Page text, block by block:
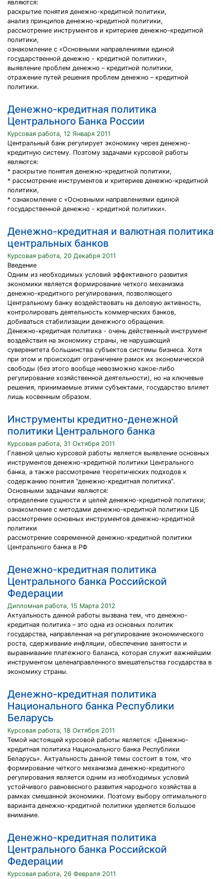
являются:
раскрытие понятия денежно-кредитной политики,
анализ принципов денежно-кредитной политики,
рассмотрение инструментов и критериев денежно-кредитной
политики,
ознакомление с «Основными направлениями единой
государственной денежно - кредитной политики»,
выявление проблем денежно – кредитной политики,
отражение путей решения проблем денежно – кредитной
политики.
Денежно-кредитная политика
Центрального Банка России
Курсовая работа, 12 Января 2011
Центральный банк регулирует экономику через денежно-
кредитную систему. Поэтому задачами курсовой работы
являются:
* раскрытие понятия денежно-кредитной политики,
* рассмотрение инструментов и критериев денежно-кредитной
политики,
* ознакомление с «Основными направлениями единой
государственной денежно - кредитной политики».
Денежно-кредитная и валютная политика
центральных банков
Курсовая работа, 20 Декабря 2011
Введение
Одним из необходимых условий эффективного развития
экономики является формирование четкого механизма
денежно-кредитного регулирования, позволяющего
Центральному банку воздействовать на деловую активность,
контролировать деятельность коммерческих банков,
добиваться стабилизации денежного обращения.
Денежно-кредитная политика - очень действенный инструмент
воздействия на экономику страны, не нарушающий
суверенитета большинства субъектов системы бизнеса. Хотя
при этом и происходит ограничение рамок их экономической
свободы (без этого вообще невозможно какое-либо
регулирование хозяйственной деятельности), но на ключевые
решения, принимаемые этими субъектами, государство влияет
лишь косвенным образом.
Инструменты кредитно-денежной
политики Центрального банка
Курсовая работа, 31 Октября 2011
Главной целью курсовой работы является выявление основных
инструментов денежно-кредитной политики Центрального
банка, а также рассмотрение теоретических подходов к
содержанию понятия “денежно-кредитная политика”.
Основными задачами являются:
определение сущности и целей денежно-кредитной политики;
ознакомление с методами денежно-кредитной политики ЦБ
рассмотрение основных инструментов денежно-кредитной
политики
рассмотрение современной денежно-кредитной политики
Центрального банка в РФ
Денежно-кредитная политика
Центрального банка Российской
Федерации
Дипломная работа, 15 Марта 2012
Актуальность данной работы вызвана тем, что денежно-
кредитная политика – это одна из основных политик
государства, направленная на регулирование экономического
роста, сдерживание инфляции, обеспечение занятости и
выравнивание платежного баланса, которая служит важнейшим
инструментом целенаправленного вмешательства государства в
экономику страны.
Денежно-кредитная политика
Национального банка Республики
Беларусь
Курсовая работа, 18 Октября 2011
Темой настоящей курсовой работы является: «Денежно-
кредитная политика Национального банка Республики
Беларусь». Актуальность данной темы состоит в том, что
формирование четкого механизма денежно-кредитного
регулирования является одним из необходимых условий
устойчивого равновесного развития народного хозяйства в
рамках смешанной экономики. Поэтому выбору оптимального
варианта денежно-кредитной политики уделяется большое
внимание.
Денежно-кредитная политика
Центрального банка Российской
Федерации
Курсовая работа, 26 Февраля 2011